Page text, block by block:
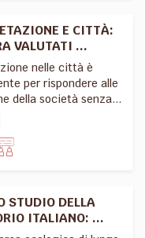
E CITTÀ:
VALUTATI ...
nelle città è
per rispondere alle
della società senza...
DELLA
ITALIANO: ...